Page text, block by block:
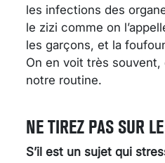
les infections des
le zizi comme on
les garçons, et la
On en voit très
notre routine.
NE TIREZ PAS SUR
S’il est un sujet qui